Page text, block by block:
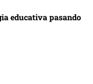
educativa pasando